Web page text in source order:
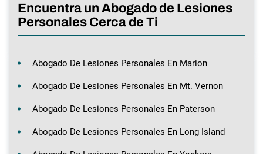
Encuentra un Abogado de Lesiones
Personales Cerca de Ti
Abogado De Lesiones Personales En Marion
Abogado De Lesiones Personales En Mt. Vernon
Abogado De Lesiones Personales En Paterson
Abogado De Lesiones Personales En Long Island